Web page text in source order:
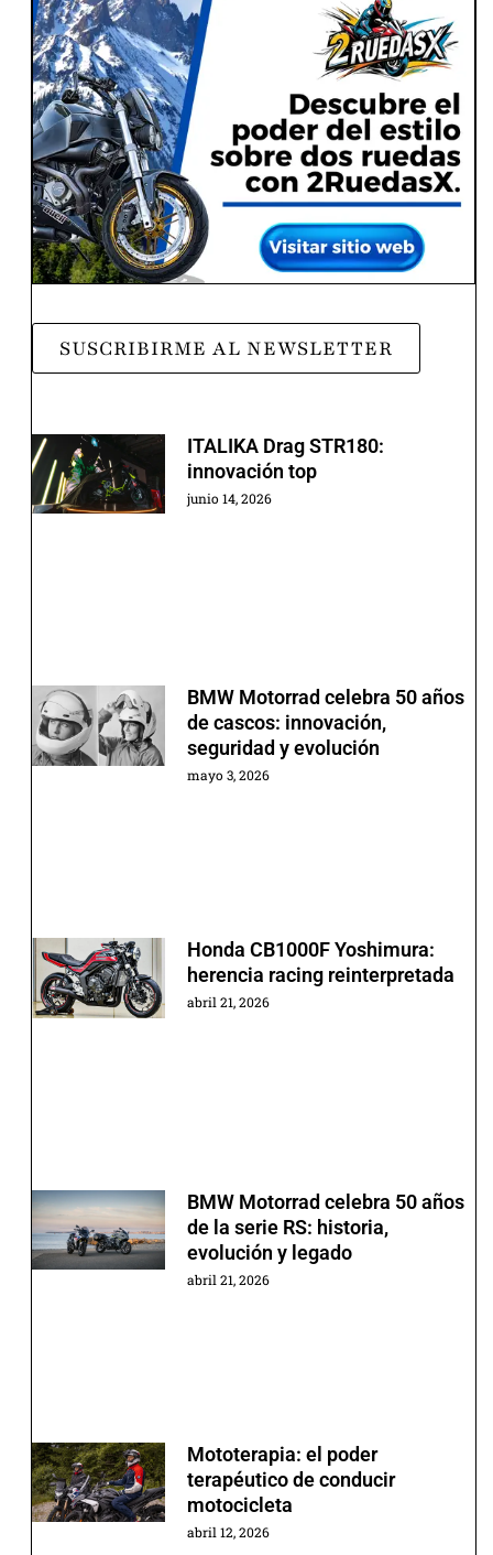
SUSCRIBIRME AL NEWSLETTER
ITALIKA Drag STR180:
innovación top
junio 14, 2026
BMW Motorrad celebra 50 años
de cascos: innovación,
seguridad y evolución
mayo 3, 2026
Honda CB1000F Yoshimura:
herencia racing reinterpretada
abril 21, 2026
BMW Motorrad celebra 50 años
de la serie RS: historia,
evolución y legado
abril 21, 2026
Mototerapia: el poder
terapéutico de conducir
motocicleta
abril 12, 2026